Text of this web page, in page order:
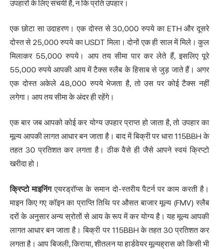
उपहारों के लिए संचयी है, न कि प्रति उपहार।
एक छोटा सा उदाहरण। एक दोस्त से 30,000 रुपये का ETH और दूसरे
दोस्त से 25,000 रुपये का USDT मिला। दोनों एक ही साल में मिले। कुल
मिलाकर 55,000 रुपये। आप तय सीमा पार कर लेते हैं, इसलिए पूरे
55,000 रुपये आपकी आय में टैक्स स्लैब के हिसाब से जुड़ जाते हैं। अगर
एक दोस्त अकेले 48,000 रुपये भेजता है, तो उस पर कोई टैक्स नहीं
लगेगा। आप तय सीमा के अंदर ही रहेंगे।
एक बार जब आपको कोई कर योग्य उपहार प्राप्त हो जाता है, तो उपहार का
मूल्य आपकी लागत आधार बन जाता है। बाद में बिक्री पर धारा 115BBH के
तहत 30 प्रतिशत कर लगता है। ठीक वैसे ही जैसे आपने स्वयं क्रिप्टो
खरीदा हो।
क्रिप्टो माइनिंगएयरड्रॉप्स के समान दो-स्तरीय पैटर्न पर काम करती है।
माइन किए गए कॉइन का प्राप्ति तिथि पर औसत बाजार मूल्य (FMV) स्लैब
दरों के अनुसार अन्य स्रोतों से आय के रूप में कर योग्य है। यह मूल्य आपकी
लागत आधार बन जाता है। बिक्री पर 115BBH के तहत 30 प्रतिशत कर
लगता है। आप बिजली, किराया, शीतलन या हार्डवेयर मूल्यह्रास को किसी भी